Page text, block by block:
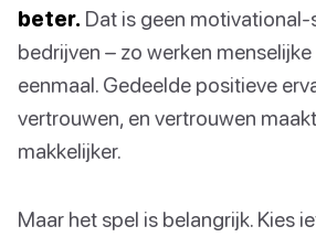
beter. Dat is geen
bedrijven – zo werken
eenmaal. Gedeelde positieve
vertrouwen, en vertrouwen
makkelijker.
Maar het spel is belangrijk. Kies